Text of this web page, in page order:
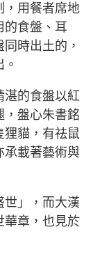
，用餐者席地
的食盤、耳
時出土的，
湛的食盤以紅
，盤心朱書銘
狸貓，有祛鼠
承載著藝術與
世」，而大漢
華章，也見於